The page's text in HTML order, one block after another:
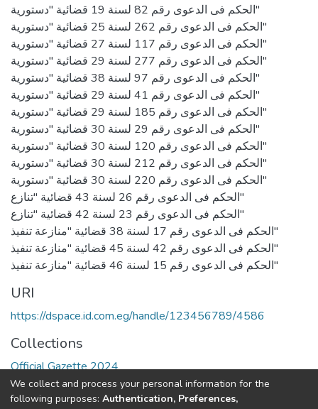
الحكم فى الدعوى رقم 82 لسنة 19 قضائية "دستورية"
الحكم فى الدعوى رقم 262 لسنة 25 قضائية "دستورية"
الحكم فى الدعوى رقم 117 لسنة 27 قضائية "دستورية"
الحكم فى الدعوى رقم 277 لسنة 29 قضائية "دستورية"
الحكم فى الدعوى رقم 97 لسنة 38 قضائية "دستورية"
الحكم فى الدعوى رقم 41 لسنة 29 قضائية "دستورية"
الحكم فى الدعوى رقم 185 لسنة 29 قضائية "دستورية"
الحكم فى الدعوى رقم 29 لسنة 30 قضائية "دستورية"
الحكم فى الدعوى رقم 120 لسنة 30 قضائية "دستورية"
الحكم فى الدعوى رقم 212 لسنة 30 قضائية "دستورية"
الحكم فى الدعوى رقم 220 لسنة 30 قضائية "دستورية"
الحكم فى الدعوى رقم 26 لسنة 43 قضائية "تنازع"
الحكم فى الدعوى رقم 23 لسنة 42 قضائية "تنازع"
الحكم فى الدعوى رقم 17 لسنة 38 قضائية "منازعة تنفيذ"
الحكم فى الدعوى رقم 42 لسنة 45 قضائية "منازعة تنفيذ"
الحكم فى الدعوى رقم 15 لسنة 46 قضائية "منازعة تنفيذ"
URI
https://dspace.id.com.eg/handle/123456789/4586
Collections
Official Gazette 2024
Full item page
We collect and process your personal information for the
following purposes: Authentication, Preferences,